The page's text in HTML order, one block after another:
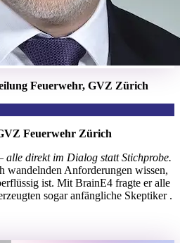
Feuerwehr, GVZ Zürich
Feuerwehr Zürich
alle direkt im Dialog statt Stichprobe.
wandelnden Anforderungen wissen,
ist. Mit BrainE4 fragte er alle
sogar anfängliche Skeptiker .